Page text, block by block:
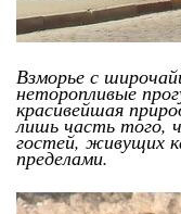
Взморье с
неторопливые
красивейшая
лишь часть того,
гостей, живущих
пределами.